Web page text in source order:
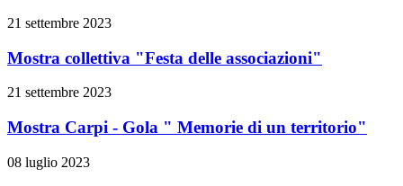
21 settembre 2023
Mostra collettiva "Festa delle associazioni"
21 settembre 2023
Mostra Carpi - Gola " Memorie di un territorio"
08 luglio 2023